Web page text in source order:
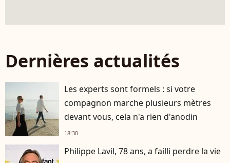
Dernières actualités
Les experts sont formels : si votre
compagnon marche plusieurs mètres
devant vous, cela n'a rien d'anodin
18:30
Philippe Lavil, 78 ans, a failli perdre la vie